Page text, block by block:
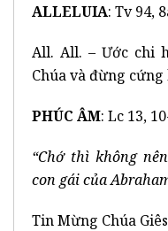
ALLELUIA: Tv 94,
All. All. – Ước chi
Chúa và đừng cứng
PHÚC ÂM: Lc 13,
“Chớ thì không
con gái của
Tin Mừng Chúa